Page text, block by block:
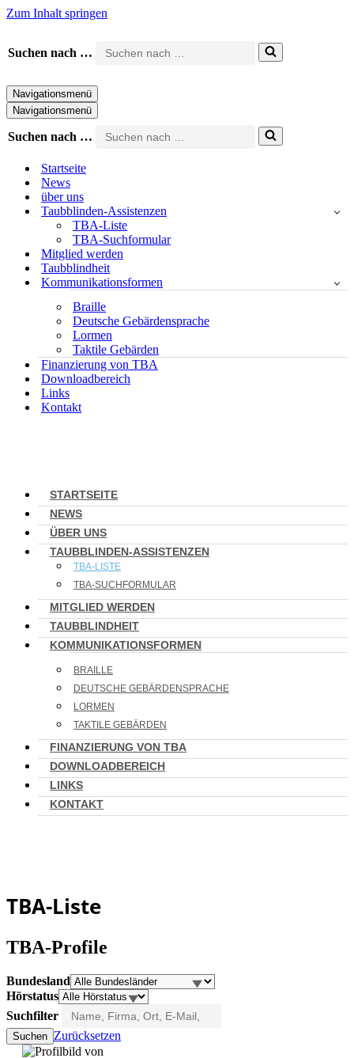
Zum Inhalt springen
Suchen nach …
Navigationsmenü
Navigationsmenü
Suchen nach …
Startseite
News
über uns
Taubblinden-Assistenzen
TBA-Liste
TBA-Suchformular
Mitglied werden
Taubblindheit
Kommunikationsformen
Braille
Deutsche Gebärdensprache
Lormen
Taktile Gebärden
Finanzierung von TBA
Downloadbereich
Links
Kontakt
STARTSEITE
NEWS
ÜBER UNS
TAUBBLINDEN-ASSISTENZEN
TBA-LISTE
TBA-SUCHFORMULAR
MITGLIED WERDEN
TAUBBLINDHEIT
KOMMUNIKATIONSFORMEN
BRAILLE
DEUTSCHE GEBÄRDENSPRACHE
LORMEN
TAKTILE GEBÄRDEN
FINANZIERUNG VON TBA
DOWNLOADBEREICH
LINKS
KONTAKT
TBA-Liste
TBA-Profile
Bundesland
Hörstatus
Suchfilter
Suchen Zurücksetzen